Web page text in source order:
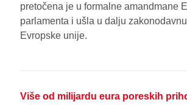
pretočena je u formalne amandmane
parlamenta i ušla u dalju
Evropske unije.
Više od milijardu eura poreskih